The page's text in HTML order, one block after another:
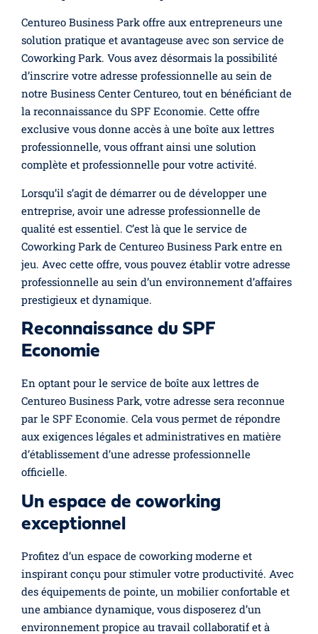
Centureo Business Park offre aux entrepreneurs une
solution pratique et avantageuse avec son service de
Coworking Park. Vous avez désormais la possibilité
d’inscrire votre adresse professionnelle au sein de
notre Business Center Centureo, tout en bénéficiant de
la reconnaissance du SPF Economie. Cette offre
exclusive vous donne accès à une boîte aux lettres
professionnelle, vous offrant ainsi une solution
complète et professionnelle pour votre activité.
Lorsqu’il s’agit de démarrer ou de développer une
entreprise, avoir une adresse professionnelle de
qualité est essentiel. C’est là que le service de
Coworking Park de Centureo Business Park entre en
jeu. Avec cette offre, vous pouvez établir votre adresse
professionnelle au sein d’un environnement d’affaires
prestigieux et dynamique.
Reconnaissance du SPF
Economie
En optant pour le service de boîte aux lettres de
Centureo Business Park, votre adresse sera reconnue
par le SPF Economie. Cela vous permet de répondre
aux exigences légales et administratives en matière
d’établissement d’une adresse professionnelle
officielle.
Un espace de coworking
exceptionnel
Profitez d’un espace de coworking moderne et
inspirant conçu pour stimuler votre productivité. Avec
des équipements de pointe, un mobilier confortable et
une ambiance dynamique, vous disposerez d’un
environnement propice au travail collaboratif et à